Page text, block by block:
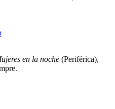
en la noche (Periférica),